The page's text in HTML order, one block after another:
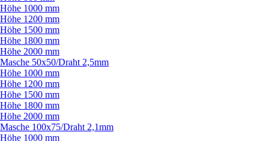
Höhe 1000 mm
Höhe 1200 mm
Höhe 1500 mm
Höhe 1800 mm
Höhe 2000 mm
Masche 50x50/Draht 2,5mm
Höhe 1000 mm
Höhe 1200 mm
Höhe 1500 mm
Höhe 1800 mm
Höhe 2000 mm
Masche 100x75/Draht 2,1mm
Höhe 1000 mm